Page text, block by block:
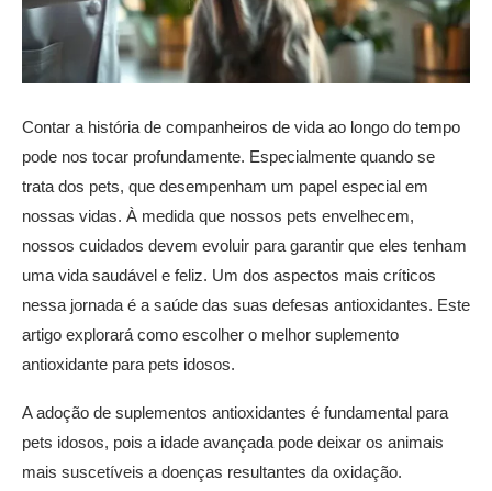
Contar a história de companheiros de vida ao longo do tempo
pode nos tocar profundamente. Especialmente quando se
trata dos pets, que desempenham um papel especial em
nossas vidas. À medida que nossos pets envelhecem,
nossos cuidados devem evoluir para garantir que eles tenham
uma vida saudável e feliz. Um dos aspectos mais críticos
nessa jornada é a saúde das suas defesas antioxidantes. Este
artigo explorará como escolher o melhor suplemento
antioxidante para pets idosos.
A adoção de suplementos antioxidantes é fundamental para
pets idosos, pois a idade avançada pode deixar os animais
mais suscetíveis a doenças resultantes da oxidação.